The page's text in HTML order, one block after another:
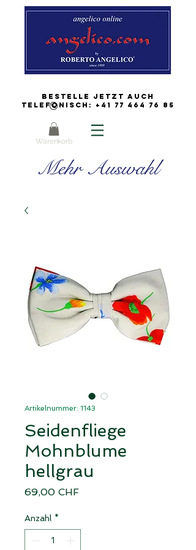
Bestelle jetzt auch
Telefonisch: +41 77 464 76 85
Warenkorb
Mehr Auswahl
Artikelnummer: 1143
Seidenfliege
Mohnblume
hellgrau
69,00 CHFPreis
Anzahl *